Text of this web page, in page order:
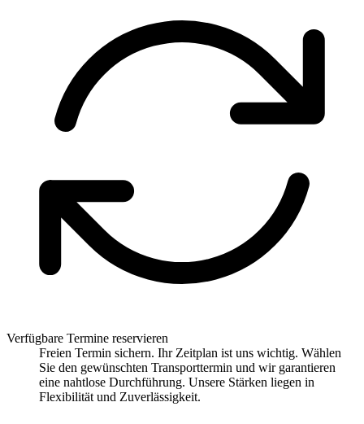
Verfügbare Termine reservieren
Freien Termin sichern. Ihr Zeitplan ist uns wichtig. Wählen
Sie den gewünschten Transporttermin und wir garantieren
eine nahtlose Durchführung. Unsere Stärken liegen in
Flexibilität und Zuverlässigkeit.